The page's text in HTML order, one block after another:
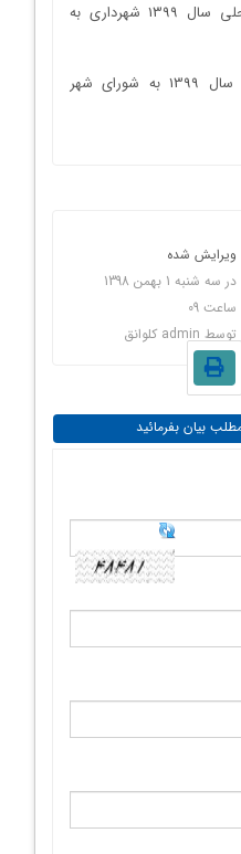
ارائه تعرفه عوارض محلی سال 1399 شهرداری به
ارائه بودجه پیشنهادی سال 1399 به شورای شهر
ویرایش شده
در سه شنبه 1 بهمن 1398
ساعت 09
توسط admin کلوانق
بیان بفرمائید